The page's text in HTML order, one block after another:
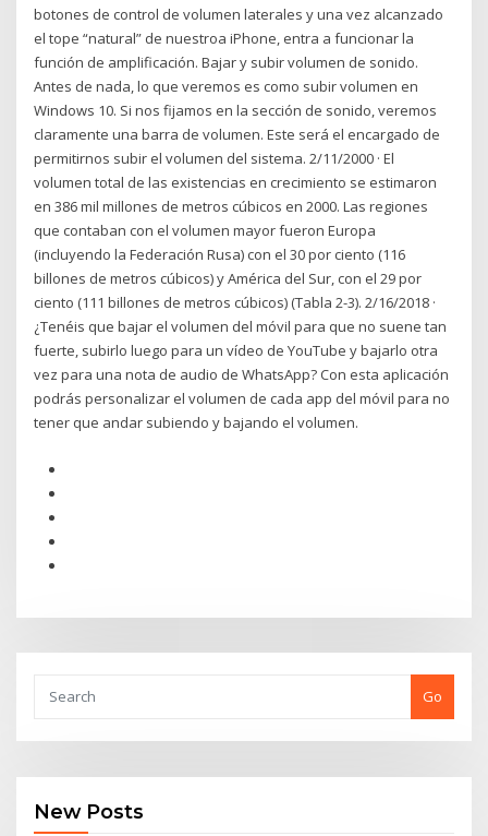
botones de control de volumen laterales y una vez alcanzado
el tope “natural” de nuestroa iPhone, entra a funcionar la
función de amplificación. Bajar y subir volumen de sonido.
Antes de nada, lo que veremos es como subir volumen en
Windows 10. Si nos fijamos en la sección de sonido, veremos
claramente una barra de volumen. Este será el encargado de
permitirnos subir el volumen del sistema. 2/11/2000 · El
volumen total de las existencias en crecimiento se estimaron
en 386 mil millones de metros cúbicos en 2000. Las regiones
que contaban con el volumen mayor fueron Europa
(incluyendo la Federación Rusa) con el 30 por ciento (116
billones de metros cúbicos) y América del Sur, con el 29 por
ciento (111 billones de metros cúbicos) (Tabla 2-3). 2/16/2018 ·
¿Tenéis que bajar el volumen del móvil para que no suene tan
fuerte, subirlo luego para un vídeo de YouTube y bajarlo otra
vez para una nota de audio de WhatsApp? Con esta aplicación
podrás personalizar el volumen de cada app del móvil para no
tener que andar subiendo y bajando el volumen.
Go
New Posts